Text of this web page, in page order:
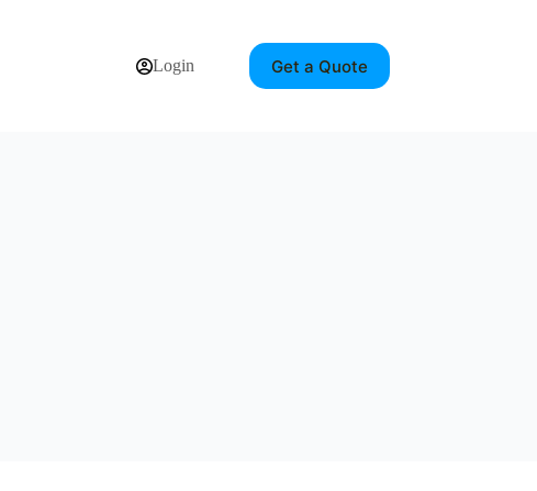
Login Get a Quote